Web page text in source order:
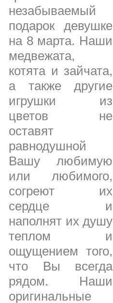
незабываемый
подарок девушке
на 8 марта. Наши
медвежата,
котята и зайчата,
а также другие
игрушки из
цветов не
оставят
равнодушной
Вашу любимую
или любимого,
согреют их
сердце и
наполнят их душу
теплом и
ощущением того,
что Вы всегда
рядом. Наши
оригинальные